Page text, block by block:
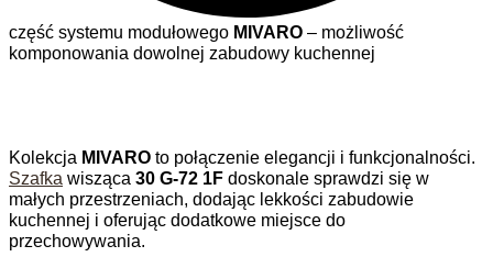
część systemu modułowego MIVARO – możliwość
komponowania dowolnej zabudowy kuchennej
Kolekcja MIVARO to połączenie elegancji i funkcjonalności.
Szafka wisząca 30 G-72 1F doskonale sprawdzi się w
małych przestrzeniach, dodając lekkości zabudowie
kuchennej i oferując dodatkowe miejsce do
przechowywania.